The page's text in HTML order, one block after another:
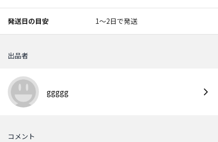
発送日の目安 1〜2日で発送
出品者
ggggg
コメント